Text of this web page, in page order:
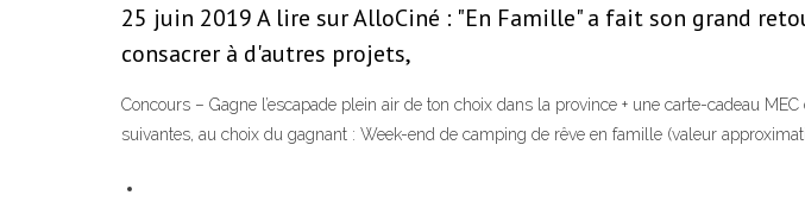
25 juin 2019 A lire sur AlloCiné : "En Famille" a fait son grand
consacrer à d'autres projets,
Concours – Gagne l’escapade plein air de ton choix dans la province + une carte-cadeau
suivantes, au choix du gagnant : Week-end de camping de rêve en famille (valeur